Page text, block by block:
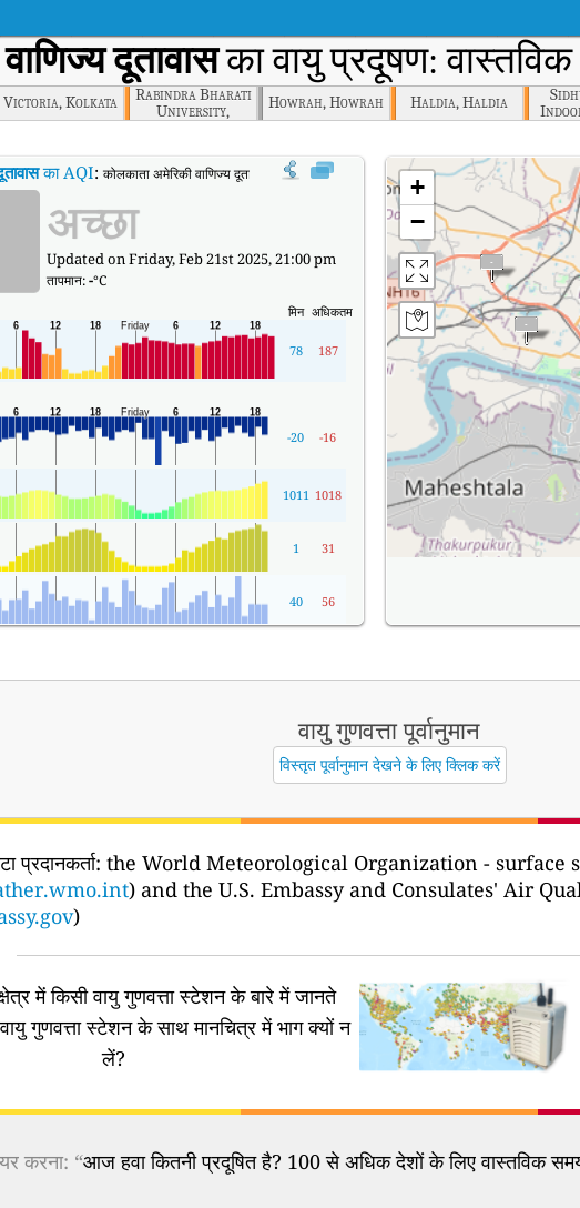
दूतावासका वायु प्रदूषण:
Victoria, Kolkata
Rabindra Bharati
University,
Kolkata
Howrah, Howrah Haldia, Haldia
का AQI: कोलकाता अमेरिकी वाणिज्य दूतावास का वास्तविक समय वायु गुणवत्ता सूचकांक (AQI)।
अच्छा
Updated on Friday, Feb 21st 2025, 21:00 pm
तापमान:-°C
मिन अधिकतम
78 187
-20 -16
1011 1018
1 31
40 56
+
−
वायु गुणवत्ता पूर्वानुमान
विस्तृत पूर्वानुमान देखने के लिए क्लिक करें
प्रदानकर्ता: the World Meteorological Organization - surface
) and the U.S. Embassy and Consulates' Air
)
में किसी वायु गुणवत्ता स्टेशन के बारे में जानते
गुणवत्ता स्टेशन के साथ मानचित्र में भाग क्यों न
लें?
करना: “आज हवा कितनी प्रदूषित है? 100 से अधिक देशों के लिए वास्तविक